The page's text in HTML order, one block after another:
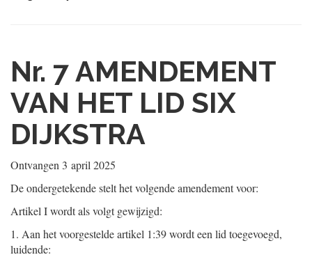
Nr. 7AMENDEMENT
VAN HET LID SIX
DIJKSTRA
Ontvangen 3 april 2025
De ondergetekende stelt het volgende amendement voor:
Artikel I wordt als volgt gewijzigd:
1. Aan het voorgestelde artikel 1:39 wordt een lid toegevoegd,
luidende: